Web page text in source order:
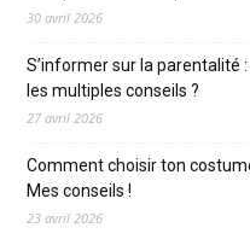
30 avril 2026
S’informer sur la parentalité
les multiples conseils ?
27 avril 2026
Comment choisir ton
Mes conseils !
23 avril 2026